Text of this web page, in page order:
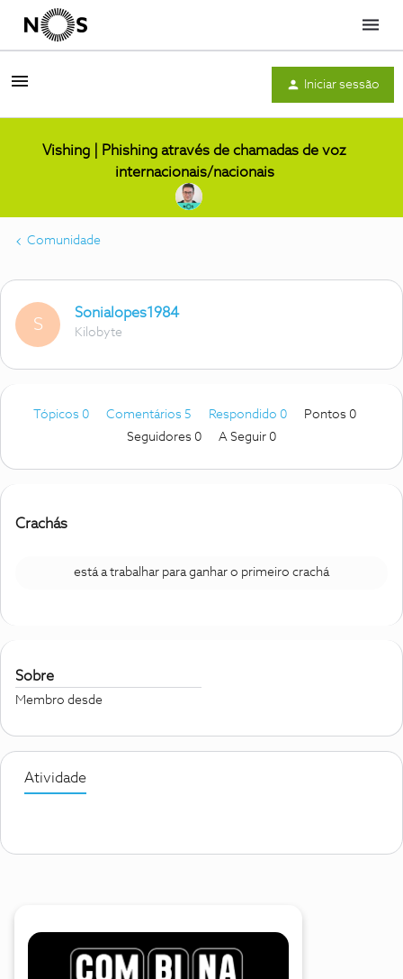
Menu
Iniciar sessão
Vishing | Phishing através de chamadas de voz
internacionais/nacionais
Comunidade
S
Sonialopes1984
Kilobyte
Tópicos 0 Comentários 5 Respondido 0
Pontos 0
Seguidores 0 A Seguir 0
Crachás
está a trabalhar para ganhar o primeiro crachá
Sobre
Membro desde
Atividade